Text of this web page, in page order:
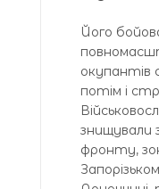
Його
окупантів
потім і
знищували
фронту,